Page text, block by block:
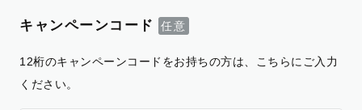
キャンペーンコード
12桁のキャンペーンコードをお持ちの方は、こちらにご入力
ください。